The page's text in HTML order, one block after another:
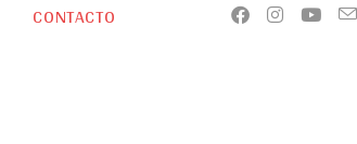
CONTACTO